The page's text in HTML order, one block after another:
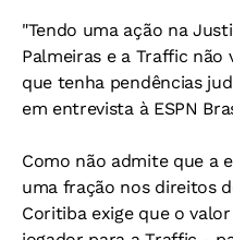
"Tendo uma ação na
Palmeiras e a Traffic
que tenha pendências
em entrevista à ESPN
Como não admite que a
uma fração nos direitos
Coritiba exige que o